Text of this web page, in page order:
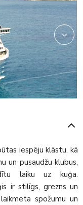
iespēju klāstu, kā
un pusaudžu klubus,
laiku uz kuģa.
ir stilīgs, grezns un
spožumu un